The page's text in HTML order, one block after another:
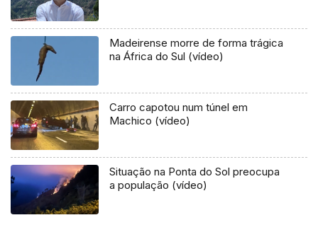
Madeirense morre de forma trágica
na África do Sul (vídeo)
Carro capotou num túnel em
Machico (vídeo)
Situação na Ponta do Sol preocupa
a população (vídeo)